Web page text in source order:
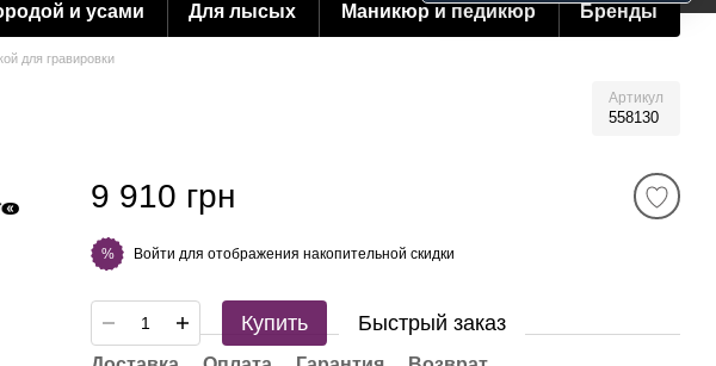
и усами Для лысых Маникюр и педикюр Бренды
для гравировки
Артикул
558130
9 910 грн
% Войти для отображения накопительной скидки
Купить Быстрый заказ